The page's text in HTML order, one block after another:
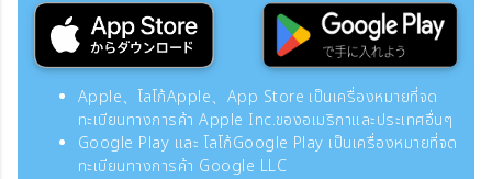
Apple、โลโก้Apple、App Store เป็นเครื่องหมายที่จด
ทะเบียนทางการค้า Apple Inc.ของอเมริกาและประเทศอื่นๆ
Google Play และ โลโก้Google Play เป็นเครื่องหมายที่จด
ทะเบียนทางการค้า Google LLC